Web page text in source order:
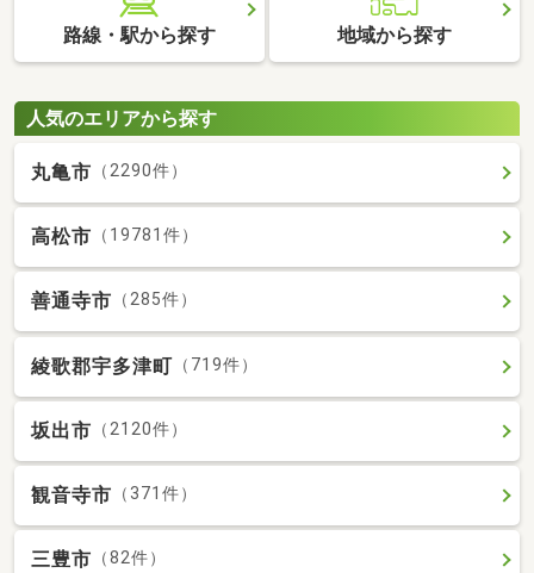
路線・駅から探す 地域から探す
人気のエリアから探す
丸亀市 （2290件）
高松市 （19781件）
善通寺市 （285件）
綾歌郡宇多津町 （719件）
坂出市 （2120件）
観音寺市 （371件）
三豊市 （82件）